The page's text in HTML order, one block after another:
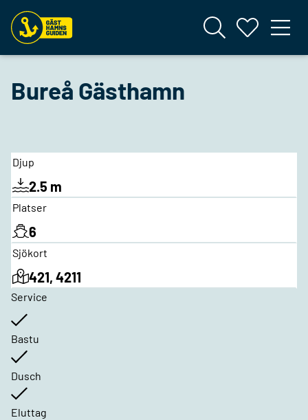
Bureå Gästhamn
Djup
2.5 m
Platser
6
Sjökort
421, 4211
Service
Bastu
Dusch
Eluttag